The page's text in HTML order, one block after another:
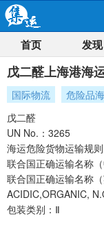
首页 发现
戊二醛上海港海
国际物流 危险品
戊二醛
UN No.：3265
海运危险货物运输规
联合国正确运输名称
联合国正确运输名称
ACIDIC,ORGANIC,
包装类别：Ⅱ